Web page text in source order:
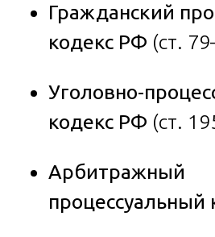
Гражданский
кодекс РФ (ст.
Уголовно-
кодекс РФ (ст.
Арбитражный
процессуальный